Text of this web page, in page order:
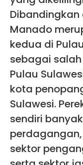
Manado
kedua di
sebagai
Pulau
kota
Sulawesi.
sendiri
sektor